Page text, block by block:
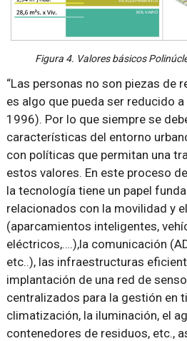
Figura 4. Valores básicos
“Las personas no son piezas de
es algo que pueda ser reducido a
1996). Por lo que siempre se
características del entorno
con políticas que permitan una
estos valores. En este proceso
la tecnología tiene un papel
relacionados con la movilidad y
(aparcamientos inteligentes,
eléctricos,….),la comunicación
etc..), las infraestructuras
implantación de una red de
centralizados para la gestión en
climatización, la iluminación, el
contenedores de residuos, etc.,